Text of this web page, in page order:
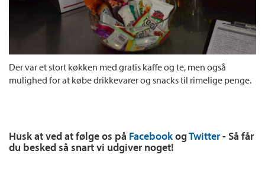
Der var et stort køkken med gratis kaffe og te, men også
mulighed for at købe drikkevarer og snacks til rimelige penge.
Husk at ved at følge os på FacebookogTwitter- Så får
du besked så snart vi udgiver noget!